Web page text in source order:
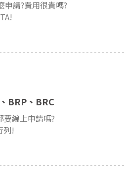
申請?費用很貴嗎?
BRP、BRC
線上申請嗎?
列!